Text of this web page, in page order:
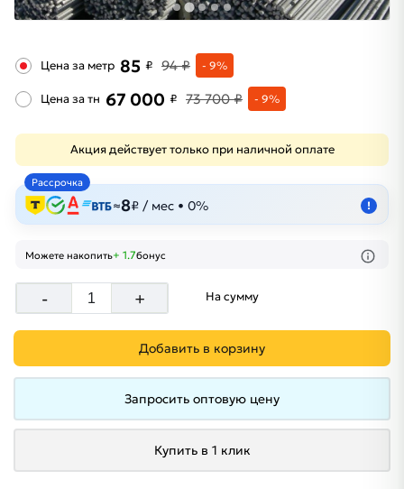
Цена за метр 85 ₽ 94 ₽ - 9%
Цена за тн 67 000 ₽ 73 700 ₽ - 9%
Акция действует только при наличной оплате
Рассрочка
≈8₽ / мес • 0% !
Можете накопить+ 1.7бонус
- + На сумму
Добавить в корзину
Запросить оптовую цену
Купить в 1 клик